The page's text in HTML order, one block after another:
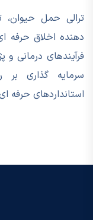
ترالی حمل حیوان،
دهنده اخلاق حرفه
فرآیندهای درمانی
سرمایه گذاری
استانداردهای حرفه